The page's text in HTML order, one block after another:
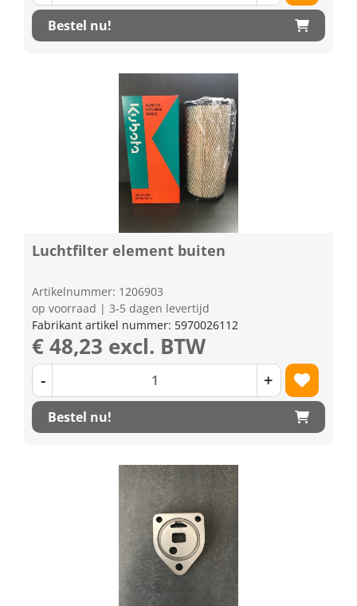
Bestel nu!
Luchtfilter element buiten
Artikelnummer: 1206903
op voorraad | 3-5 dagen levertijd
Fabrikant artikel nummer: 5970026112
€ 48,23 excl. BTW
- +
Bestel nu!